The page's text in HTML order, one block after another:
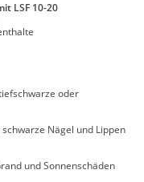
LSF 10-20
oder
Nägel und Lippen
und Sonnenschäden